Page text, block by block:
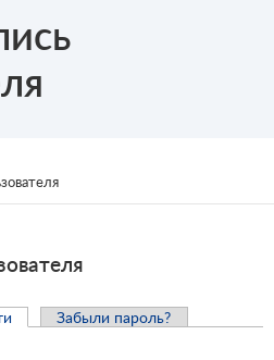
(активная вкладка)
Забыли пароль?